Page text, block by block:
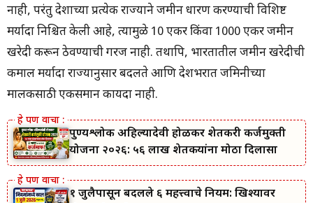
नाही, परंतु देशाच्या प्रत्येक राज्याने जमीन धारण करण्याची विशिष्ट
मर्यादा निश्चित केली आहे, त्यामुळे 10 एकर किंवा 1000 एकर जमीन
खरेदी करून ठेवण्याची गरज नाही. तथापि, भारतातील जमीन खरेदीची
कमाल मर्यादा राज्यानुसार बदलते आणि देशभरात जमिनीच्या
मालकीसाठी एकसमान कायदा नाही.
पुण्यश्लोक अहिल्यादेवी होळकर शेतकरी कर्जमुक्ती
योजना २०२६: ५६ लाख शेतकऱ्यांना मोठा दिलासा
१ जुलैपासून बदलले ६ महत्त्वाचे नियम: खिश्यावर